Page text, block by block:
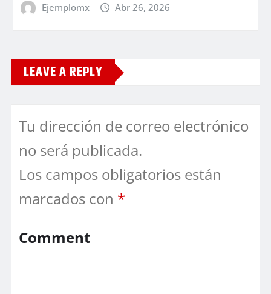
Ejemplomx Abr 26, 2026
LEAVE A REPLY
Tu dirección de correo electrónico
no será publicada.
Los campos obligatorios están
marcados con *
Comment